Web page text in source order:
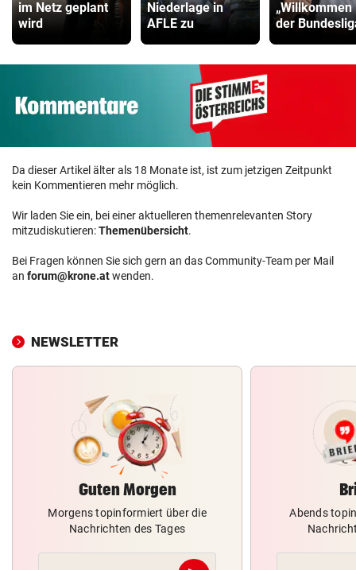
im Netz geplant
wird
Niederlage in
AFLE zu
„Willkommen
der
Da dieser Artikel älter als 18 Monate ist, ist zum jetzigen Zeitpunkt
kein Kommentieren mehr möglich.
Wir laden Sie ein, bei einer aktuelleren themenrelevanten Story
mitzudiskutieren:Themenübersicht.
Bei Fragen können Sie sich gern an das Community-Team per Mail
an forum@krone.atwenden.
NEWSLETTER
Guten Morgen
Morgens topinformiert über die
Nachrichten des Tages
Abends